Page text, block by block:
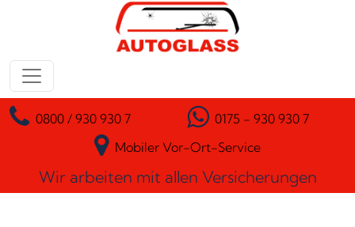
Zum Inhalt springen
Hauptnavigation
0800 / 930 930 7
0175 - 930 930 7
Mobiler Vor-Ort-Service
Wir arbeiten mit allen Versicherungen